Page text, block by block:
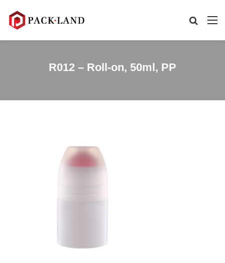
R012 – Roll-on, 50ml, PP